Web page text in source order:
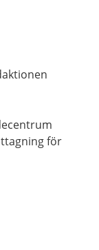
för